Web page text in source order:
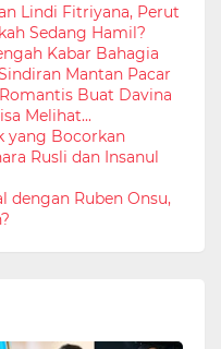
Lindi Fitriyana, Perut
Sedang Hamil?
Kabar Bahagia
Mantan Pacar
Buat Davina
Melihat...
yang Bocorkan
Rusli dan Insanul
dengan Ruben Onsu,